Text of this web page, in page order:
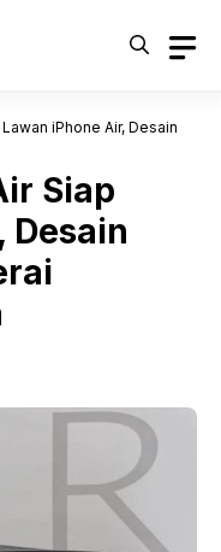
iPhone Air, Desain
Siap
Desain